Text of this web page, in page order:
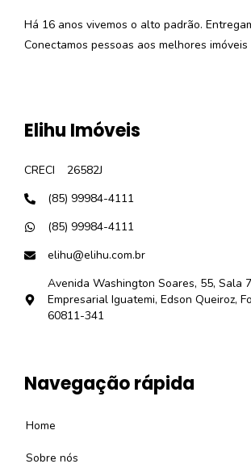
Há 16 anos vivemos o alto padrão.
Conectamos pessoas aos melhores imóveis
Elihu Imóveis
CRECI
26582J
(85) 99984-4111
(85) 99984-4111
elihu@elihu.com.br
Avenida Washington Soares, 55, Sala
Empresarial Iguatemi, Edson Queiroz,
60811-341
Navegação rápida
Home
Sobre nós